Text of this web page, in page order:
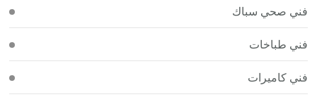
فني صحي سباك
فني طباخات
فني كاميرات